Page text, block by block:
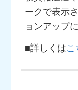
ークで表示
ョンアップ
■詳しくはこ